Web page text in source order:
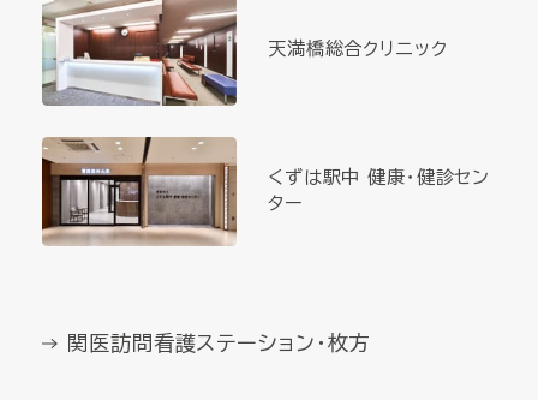
天満橋総合クリニック
くずは駅中 健康・健診セン
ター
関医訪問看護ステーション・枚方